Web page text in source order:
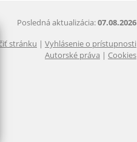
Posledná aktualizácia:07.08.2026
stránku | Vyhlásenie o prístupnosti
Autorské práva | Cookies